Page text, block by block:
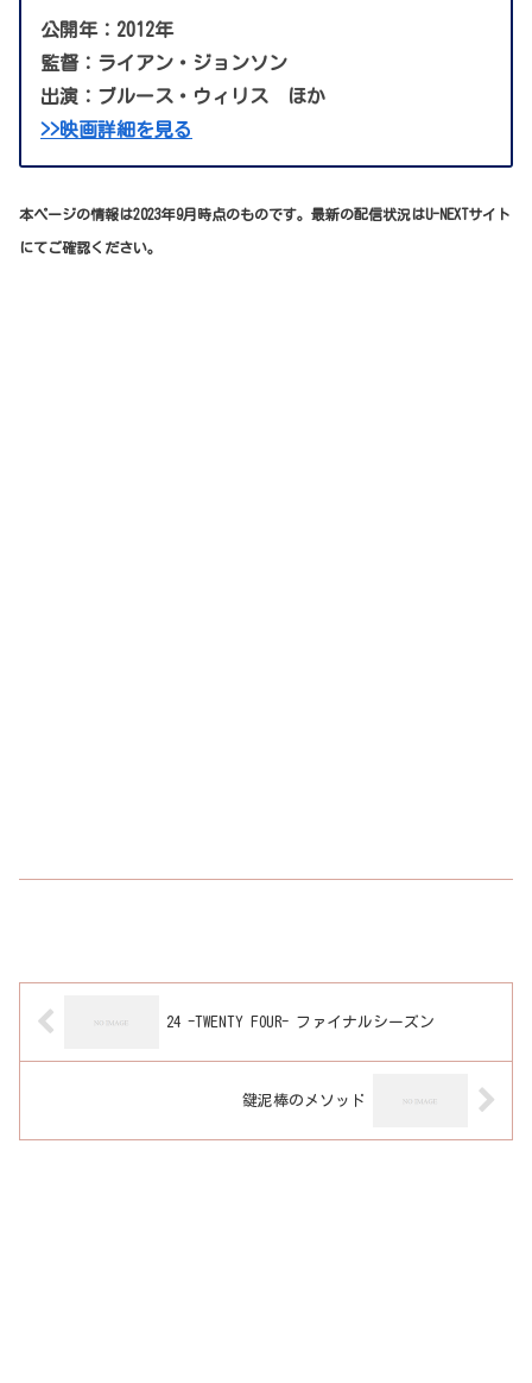
公開年：2012年
監督：ライアン・ジョンソン
出演：ブルース・ウィリス ほか
>>映画詳細を見る
本ページの情報は2023年9月時点のものです。最新の配信状況はU-NEXTサイト
にてご確認ください。
24 -TWENTY FOUR- ファイナルシーズン
鍵泥棒のメソッド